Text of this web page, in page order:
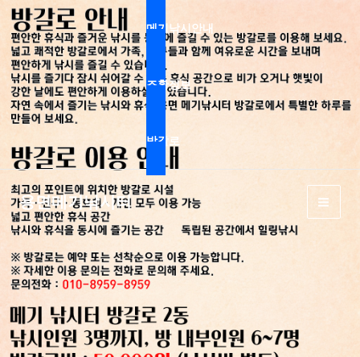
콘
텐
츠
로
건
너
뛰
기
메기낚시안내
조황정보
방갈로
용면메기낚시터